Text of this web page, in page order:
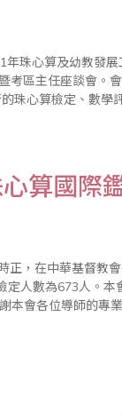
年珠心算及幼教發
考區主任座談會。
珠心算檢定、數學
算國際
正，在中華基督教
定人數為673人。本
本會各位導師的專